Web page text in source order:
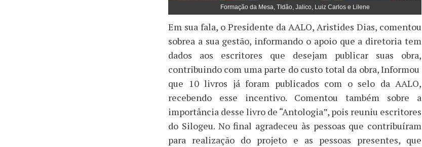
Formação da Mesa, TIdão, Jalico, Luiz Carlos e Lilene
Em sua fala, o Presidente da AALO, Aristides Dias, comentou
sobrea a sua gestão, informando o apoio que a diretoria tem
dados aos escritores que desejam publicar suas obra,
contribuindo com uma parte do custo total da obra, Informou
que 10 livros já foram publicados com o selo da AALO,
recebendo esse incentivo. Comentou também sobre a
importância desse livro de “Antologia”, pois reuniu escritores
do Silogeu. No final agradeceu às pessoas que contribuíram
para realização do projeto e as pessoas presentes, que